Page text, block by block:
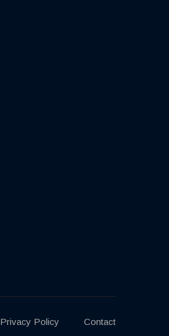
Privacy Policy Contact